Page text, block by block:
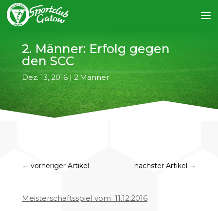
2. Männer: Erfolg gegen
den SCC
Dez. 13, 2016| 2.Männer
← vorheriger Artikel nächster Artikel →
Meisterschaftsspiel vom 11.12.2016